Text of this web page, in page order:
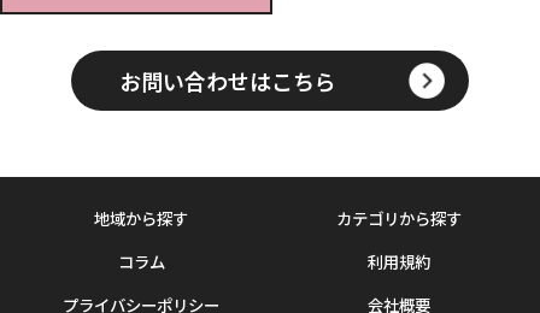
お問い合わせはこちら
地域から探す
カテゴリから探す
コラム
利用規約
プライバシーポリシー
会社概要